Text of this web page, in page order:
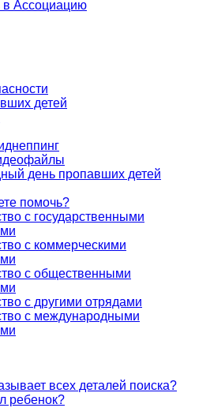
в Ассоциацию
детей
день пропавших детей
помочь?
с государственными
с коммерческими
с общественными
с другими отрядами
с международными
всех деталей поиска?
ребенок?